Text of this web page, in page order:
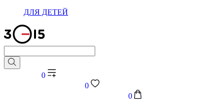
ДЛЯ ДЕТЕЙ
0
0
0